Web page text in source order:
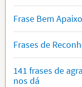
Frase Bem
Frases de
141 frases de
nos dá